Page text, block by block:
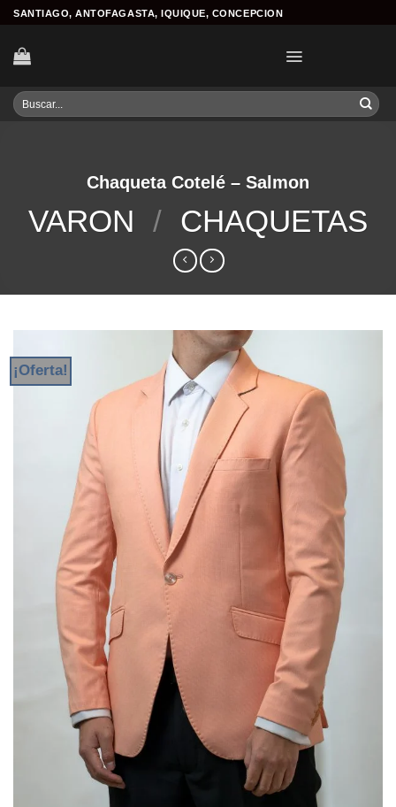
Skip
content
SANTIAGO, ANTOFAGASTA, IQUIQUE, CONCEPCION
Buscar
por:
Chaqueta Cotelé – Salmon
VARON / CHAQUETAS
¡Oferta!